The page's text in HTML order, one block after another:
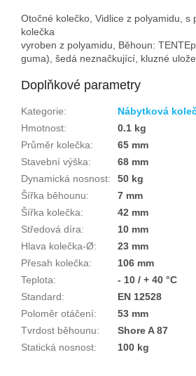
Otočné kolečko, Vidlice z polyamidu, s
kolečka
vyroben z polyamidu, Běhoun:
guma), šedá neznačkující, kluzné
Doplňkové parametry
Kategorie:
Nábytková
Hmotnost:
0.1 kg
Průměr kolečka:
65 mm
Stavební výška:
68 mm
Dynamická nosnost:
50 kg
Šířka běhounu:
7 mm
Šířka kolečka:
42 mm
Středová díra:
10 mm
Hlava kolečka-Ø:
23 mm
Přesah kolečka:
106 mm
Teplota:
- 10 / + 40 °C
Standard:
EN 12528
Poloměr otáčení:
53 mm
Tvrdost běhounu:
Shore A 87
Statická nosnost: 100 kg